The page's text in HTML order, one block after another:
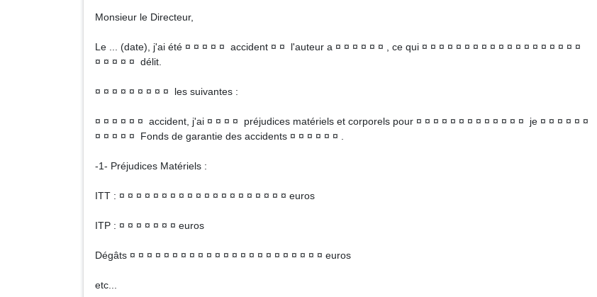
Monsieur le Directeur,
Le ... (date), j'ai été ¤ ¤ ¤ ¤ ¤ accident ¤ ¤ l'auteur a ¤ ¤ ¤ ¤ ¤ ¤ , ce qui ¤ ¤ ¤ ¤ ¤ ¤ ¤ ¤ ¤ ¤ ¤ ¤ ¤ ¤ ¤ ¤ ¤ ¤ ¤
¤ ¤ ¤ ¤ ¤ délit.
¤ ¤ ¤ ¤ ¤ ¤ ¤ ¤ ¤ les suivantes :
¤ ¤ ¤ ¤ ¤ ¤ accident, j'ai ¤ ¤ ¤ ¤ préjudices matériels et corporels pour ¤ ¤ ¤ ¤ ¤ ¤ ¤ ¤ ¤ ¤ ¤ ¤ ¤ je ¤ ¤ ¤ ¤ ¤ ¤
¤ ¤ ¤ ¤ ¤ Fonds de garantie des accidents ¤ ¤ ¤ ¤ ¤ ¤ .
-1- Préjudices Matériels :
ITT : ¤ ¤ ¤ ¤ ¤ ¤ ¤ ¤ ¤ ¤ ¤ ¤ ¤ ¤ ¤ ¤ ¤ ¤ ¤ ¤ euros
ITP : ¤ ¤ ¤ ¤ ¤ ¤ ¤ euros
Dégâts ¤ ¤ ¤ ¤ ¤ ¤ ¤ ¤ ¤ ¤ ¤ ¤ ¤ ¤ ¤ ¤ ¤ ¤ ¤ ¤ ¤ ¤ ¤ euros
etc...